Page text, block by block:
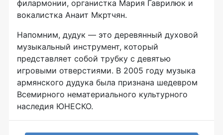
филармонии, органистка Мария Гаврилюк и
вокалистка Анаит Мкртчян.
Напомним, дудук — это деревянный духовой
музыкальный инструмент, который
представляет собой трубку с девятью
игровыми отверстиями. В 2005 году музыка
армянского дудука была признана шедевром
Всемирного нематериального культурного
наследия ЮНЕСКО.